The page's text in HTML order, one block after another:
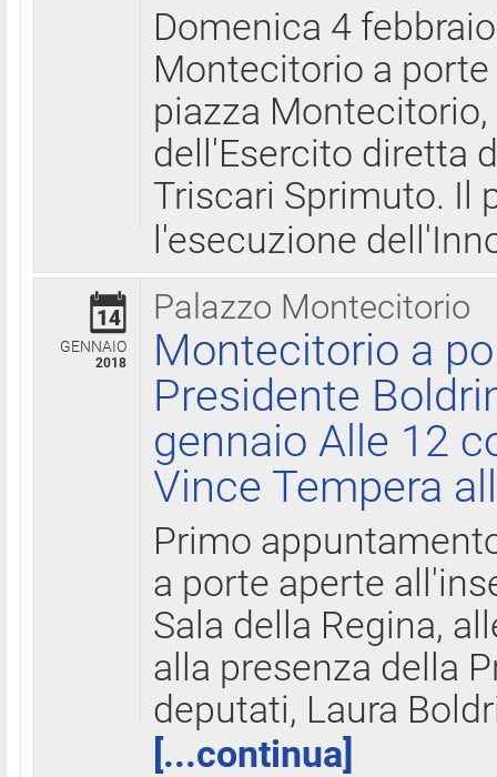
Domenica 4
Montecitorio a
piazza
dell'Esercito diretta
Triscari Sprimuto. Il
l'esecuzione
Palazzo Montecitorio
14
GENNAIO
2018
Montecitorio a
Presidente
gennaio Alle 12
Vince Tempera
Primo
a porte aperte
Sala della Regina,
alla presenza della
deputati, Laura
[...continua]